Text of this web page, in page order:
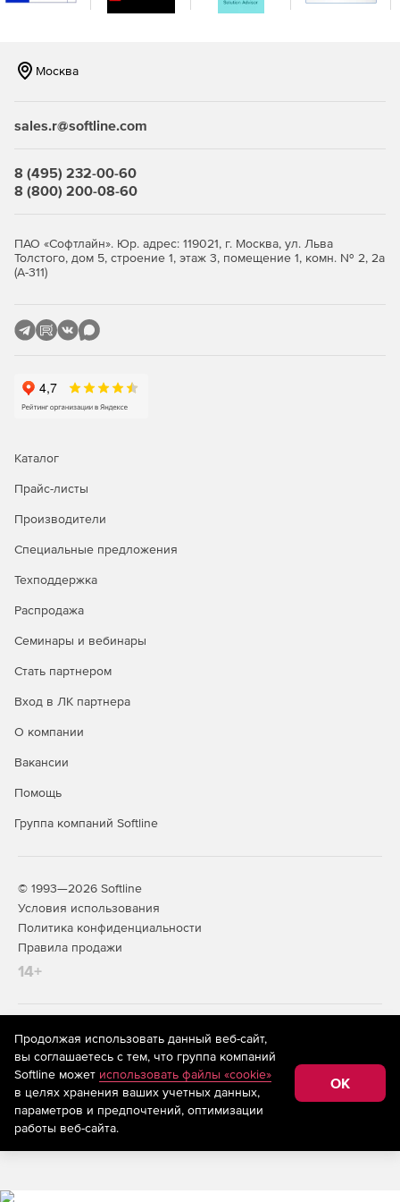
Мгновенный доступ к глобальной техподдержке в
Работа с инструментами оптимизации системы и
Развертывание системы защиты за 20 секунд.
течение 2 минут и без вмешательства в работу
пользователей.
серверов, включая виртуальные серверы.
Москва
sales.r@softline.com
8 (495) 232-00-60
8 (800) 200-08-60
ПАО «Софтлайн». Юр. адрес: 119021, г. Москва, ул. Льва
Толстого, дом 5, строение 1, этаж 3, помещение 1, комн. № 2, 2а
(А-311)
Каталог
Прайс-листы
Производители
Специальные предложения
Техподдержка
Распродажа
Семинары и вебинары
Стать партнером
Вход в ЛК партнера
О компании
Вакансии
Помощь
Группа компаний Softline
© 1993—2026 Softline
Условия использования
Политика конфиденциальности
Правила продажи
14+
На информационном ресурсе store.softline.ru применяются
рекомендательные технологии
(информационные технологии
предоставления информации на основе сбора,
систематизации и анализа сведений, относящихся к
предпочтениям пользователей сети «Интернет»,
находящихся на территории Российской Федерации)
Продолжая использовать данный веб-сайт,
вы соглашаетесь с тем, что группа компаний
Softline может использовать файлы «cookie»
в целях хранения ваших учетных данных,
параметров и предпочтений, оптимизации
работы веб-сайта.
OK